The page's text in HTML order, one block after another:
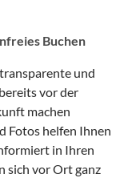
Buchen
und
vor der
machen
Fotos helfen Ihnen
in Ihren
sich vor Ort ganz